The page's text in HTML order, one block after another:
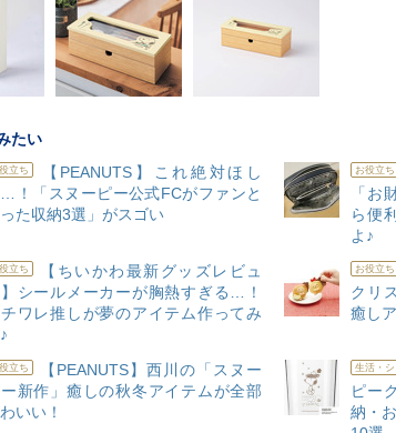
たい
立ち
【PEANUTS】これ絶対ほし
！「スヌーピー公式FCがファンと
た収納3選」がスゴい
お役立ち
「お
ら便
よ♪
立ち
【ちいかわ最新グッズレビュ
シールメーカーが胸熱すぎる…！
ワレ推しが夢のアイテム作ってみ
お役立ち
クリ
癒し
立ち
【PEANUTS】西川の「スヌー
新作」癒しの秋冬アイテムが全部
いい！
生活・シ
ピー
納・